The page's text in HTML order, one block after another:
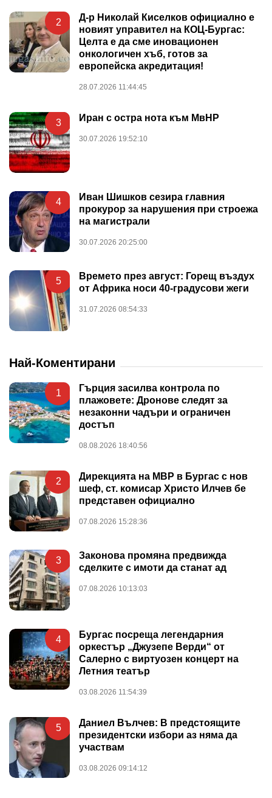
2
Д-р Николай Киселков официално е
новият управител на КОЦ-Бургас:
Целта е да сме иновационен
онкологичен хъб, готов за
европейска акредитация!
28.07.2026 11:44:45
3 Иран с остра нота към МвНР
30.07.2026 19:52:10
4
Иван Шишков сезира главния
прокурор за нарушения при строежа
на магистрали
30.07.2026 20:25:00
5
Времето през август: Горещ въздух
от Африка носи 40-градусови жеги
31.07.2026 08:54:33
Най-Коментирани
1
Гърция засилва контрола по
плажовете: Дронове следят за
незаконни чадъри и ограничен
достъп
08.08.2026 18:40:56
2
Дирекцията на МВР в Бургас с нов
шеф, ст. комисар Христо Илчев бе
представен официално
07.08.2026 15:28:36
3
Законова промяна предвижда
сделките с имоти да станат ад
07.08.2026 10:13:03
4
Бургас посреща легендарния
оркестър „Джузепе Верди“ от
Салерно с виртуозен концерт на
Летния театър
03.08.2026 11:54:39
5
Даниел Вълчев: В предстоящите
президентски избори аз няма да
участвам
03.08.2026 09:14:12